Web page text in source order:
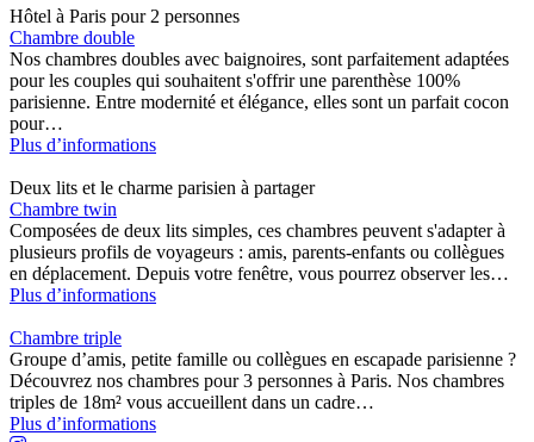
Hôtel à Paris pour 2 personnes​
Chambre double
Nos chambres doubles avec baignoires, sont parfaitement adaptées
pour les couples qui souhaitent s'offrir une parenthèse 100%
parisienne. Entre modernité et élégance, elles sont un parfait cocon
pour…
Plus d’informations
Deux lits et le charme parisien à partager
Chambre twin
Composées de deux lits simples, ces chambres peuvent s'adapter à
plusieurs profils de voyageurs : amis, parents-enfants ou collègues
en déplacement. Depuis votre fenêtre, vous pourrez observer les…
Plus d’informations
Chambre triple
Groupe d’amis, petite famille ou collègues en escapade parisienne ?
Découvrez nos chambres pour 3 personnes à Paris. Nos chambres
triples de 18m² vous accueillent dans un cadre…
Plus d’informations